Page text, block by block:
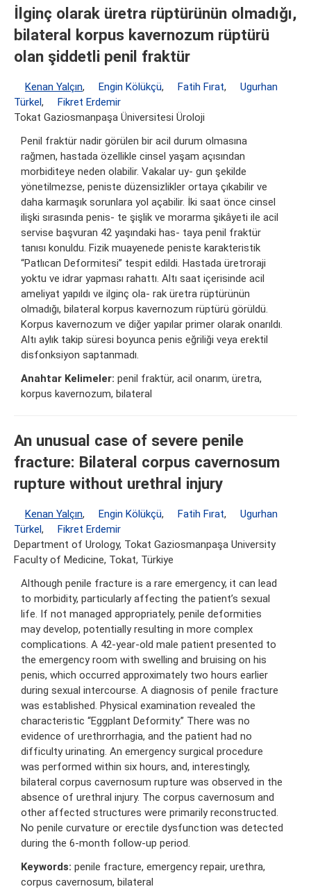
İlginç olarak üretra rüptürünün olmadığı,
bilateral korpus kavernozum rüptürü
olan şiddetli penil fraktür
Kenan Yalçın, Engin Kölükçü, Fatih Fırat,
Ugurhan
Türkel,
Fikret Erdemir
Tokat Gaziosmanpaşa Üniversitesi Üroloji
Penil fraktür nadir görülen bir acil durum olmasına
rağmen, hastada özellikle cinsel yaşam açısından
morbiditeye neden olabilir. Vakalar uy- gun şekilde
yönetilmezse, peniste düzensizlikler ortaya çıkabilir ve
daha karmaşık sorunlara yol açabilir. İki saat önce cinsel
ilişki sırasında penis- te şişlik ve morarma şikâyeti ile acil
servise başvuran 42 yaşındaki has- taya penil fraktür
tanısı konuldu. Fizik muayenede peniste karakteristik
“Patlıcan Deformitesi” tespit edildi. Hastada üretroraji
yoktu ve idrar yapması rahattı. Altı saat içerisinde acil
ameliyat yapıldı ve ilginç ola- rak üretra rüptürünün
olmadığı, bilateral korpus kavernozum rüptürü görüldü.
Korpus kavernozum ve diğer yapılar primer olarak onarıldı.
Altı aylık takip süresi boyunca penis eğriliği veya erektil
disfonksiyon saptanmadı.
Anahtar Kelimeler: penil fraktür, acil onarım, üretra,
korpus kavernozum, bilateral
An unusual case of severe penile
fracture: Bilateral corpus cavernosum
rupture without urethral injury
Kenan Yalçın, Engin Kölükçü, Fatih Fırat,
Ugurhan
Türkel,
Fikret Erdemir
Department of Urology, Tokat Gaziosmanpaşa University
Faculty of Medicine, Tokat, Türkiye
Although penile fracture is a rare emergency, it can lead
to morbidity, particularly affecting the patient’s sexual
life. If not managed appropriately, penile deformities
may develop, potentially resulting in more complex
complications. A 42-year-old male patient presented to
the emergency room with swelling and bruising on his
penis, which occurred approximately two hours earlier
during sexual intercourse. A diagnosis of penile fracture
was established. Physical examination revealed the
characteristic “Eggplant Deformity.” There was no
evidence of urethrorrhagia, and the patient had no
difficulty urinating. An emergency surgical procedure
was performed within six hours, and, interestingly,
bilateral corpus cavernosum rupture was observed in the
absence of urethral injury. The corpus cavernosum and
other affected structures were primarily reconstructed.
No penile curvature or erectile dysfunction was detected
during the 6-month follow-up period.
Keywords: penile fracture, emergency repair, urethra,
corpus cavernosum, bilateral